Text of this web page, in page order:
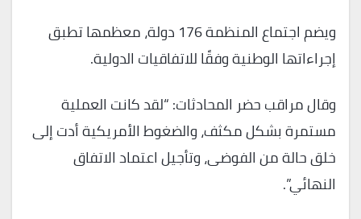
ويضم اجتماع المنظمة 176 دولة، معظمها تطبق
إجراءاتها الوطنية وفقًا للاتفاقيات الدولية.
وقال مراقب حضر المحادثات: “لقد كانت العملية
مستمرة بشكل مكثف، والضغوط الأمريكية أدت إلى
خلق حالة من الفوضى، وتأجيل اعتماد الاتفاق
النهائي”.